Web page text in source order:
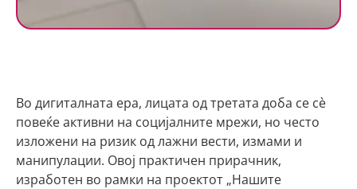
Во дигиталната ера, лицата од третата доба се сè
повеќе активни на социјалните мрежи, но често
изложени на ризик од лажни вести, измами и
манипулации. Овој практичен прирачник,
изработен во рамки на проектот „Нашите